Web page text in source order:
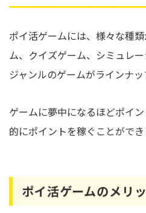
ポイ活ゲームには、様々な種
ム、クイズゲーム、シミュレ
ジャンルのゲームがラインナッ
ゲームに夢中になるほどポイ
的にポイントを稼ぐことができ
ポイ活ゲームのメリ